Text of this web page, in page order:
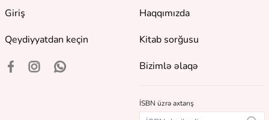
Giriş
Qeydiyyatdan keçin
Haqqımızda
Kitab sorğusu
Bizimlə əlaqə
İSBN üzrə axtarış